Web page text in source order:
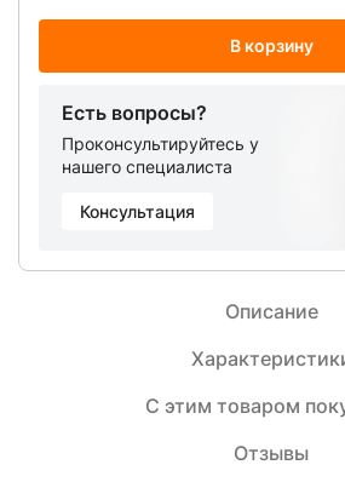
В корзину
Есть вопросы?
Проконсультируйтесь у
нашего специалиста
Консультация
Описание
С этим товаром
Отзывы